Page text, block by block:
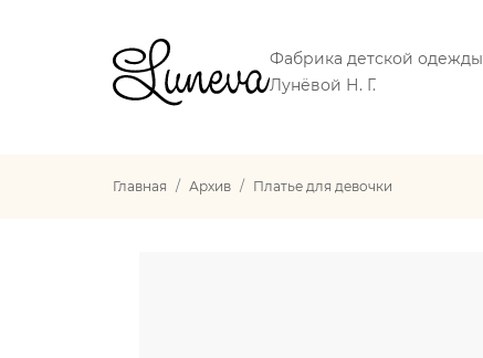
Фабрика детской одежды
Лунёвой Н. Г.
Главная Архив Платье для девочки